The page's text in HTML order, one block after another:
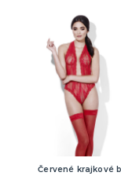
Červené krajkové